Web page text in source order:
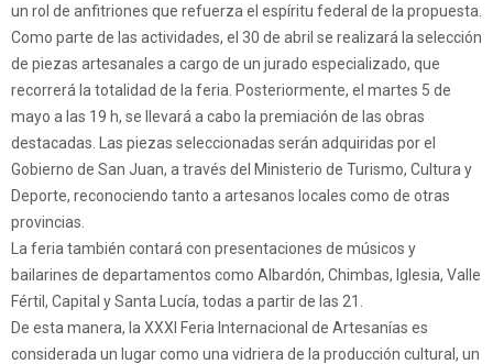
un rol de anfitriones que refuerza el espíritu federal de la propuesta.
Como parte de las actividades, el 30 de abril se realizará la selección
de piezas artesanales a cargo de un jurado especializado, que
recorrerá la totalidad de la feria. Posteriormente, el martes 5 de
mayo a las 19 h, se llevará a cabo la premiación de las obras
destacadas. Las piezas seleccionadas serán adquiridas por el
Gobierno de San Juan, a través del Ministerio de Turismo, Cultura y
Deporte, reconociendo tanto a artesanos locales como de otras
provincias.
La feria también contará con presentaciones de músicos y
bailarines de departamentos como Albardón, Chimbas, Iglesia, Valle
Fértil, Capital y Santa Lucía, todas a partir de las 21.
De esta manera, la XXXI Feria Internacional de Artesanías es
considerada un lugar como una vidriera de la producción cultural, un